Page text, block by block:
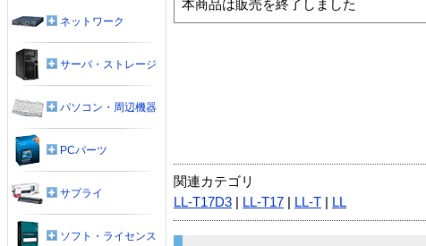
本商品は販売を終了しました
関連カテゴリ
LL-T17D3
LL-T17 LL-T LL
ネットワーク
サーバ・ストレージ
パソコン・周辺機器
PCパーツ
サプライ
ソフト・ライセンス